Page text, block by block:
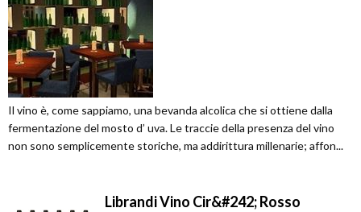
Il vino è, come sappiamo, una bevanda alcolica che si ottiene dalla
fermentazione del mosto d’ uva. Le traccie della presenza del vino
non sono semplicemente storiche, ma addirittura millenarie; affon...
Librandi Vino Cir&#242; Rosso